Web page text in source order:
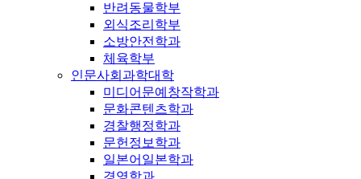
반려동물학부
외식조리학부
소방안전학과
체육학부
인문사회과학대학
미디어문예창작학과
문화콘텐츠학과
경찰행정학과
문헌정보학과
일본어일본학과